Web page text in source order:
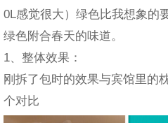
0L感觉很大）绿色比我想象的
绿色附合春天的味道。
1、整体效果：
刚拆了包时的效果与宾馆里的
个对比